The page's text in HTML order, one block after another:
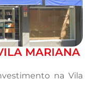
MARIANA
na Vila